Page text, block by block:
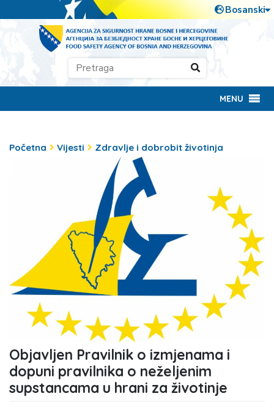
MENU
Početna Vijesti Zdravlje i dobrobit životinja
Objavljen Pravilnik o izmjenama i
dopuni pravilnika o neželjenim
supstancama u hrani za životinje